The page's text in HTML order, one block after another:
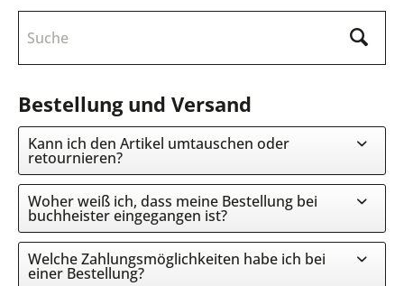
Bestellung und Versand
Kann ich den Artikel umtauschen oder
retournieren?
Woher weiß ich, dass meine Bestellung bei
buchheister eingegangen ist?
Welche Zahlungsmöglichkeiten habe ich bei
einer Bestellung?